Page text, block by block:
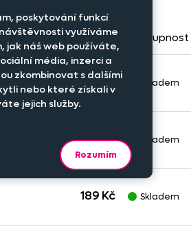
Cena na eshopu Dostupnost
189 Kč Skladem
189 Kč Skladem
189 Kč Skladem
poskytování funkcí
využíváme
jak náš web používáte,
média, inzerci a
zkombinovat s dalšími
nebo které získali v
jejich služby.
Rozumím